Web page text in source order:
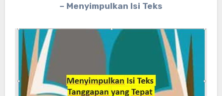
– Menyimpulkan Isi Teks